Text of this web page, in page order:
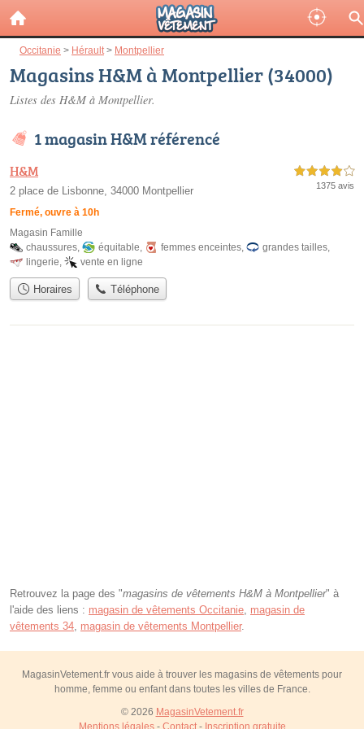
Occitanie > Hérault > Montpellier
Magasins H&M à Montpellier (34000)
Listes des H&M à Montpellier.
1 magasin H&M référencé
H&M
2 place de Lisbonne, 34000 Montpellier
Fermé, ouvre à 10h
4,0 étoiles sur 5
1375 avis
Magasin Famille
chaussures, équitable, femmes enceintes, grandes tailles,
lingerie, vente en ligne
Horaires Téléphone
Retrouvez la page des "magasins de vêtements H&M à Montpellier" à
l'aide des liens : magasin de vêtements Occitanie, magasin de
vêtements 34, magasin de vêtements Montpellier.
MagasinVetement.fr vous aide à trouver les magasins de vêtements pour
homme, femme ou enfant dans toutes les villes de France.
© 2026 MagasinVetement.fr